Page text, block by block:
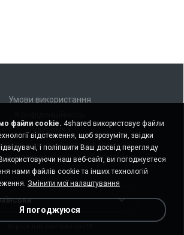
Умови використання
мою особисту інформацію
моєю особистою інформацією
файли cookie. 4shared використовує файли
відстеження, щоб зрозуміти, звідки
і поліпшити Ваш досвід перегляду
наш веб-сайт, ви погоджуєтеся
нами файлів cookie та інших технологій
Змінити мої налаштування
Я погоджуюся